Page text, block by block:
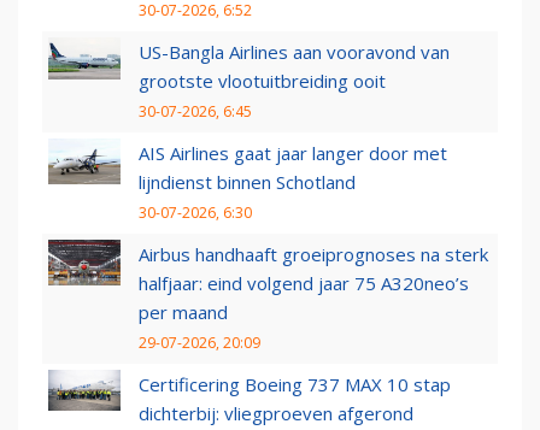
30-07-2026, 6:52
US-Bangla Airlines aan vooravond van
grootste vlootuitbreiding ooit
30-07-2026, 6:45
AIS Airlines gaat jaar langer door met
lijndienst binnen Schotland
30-07-2026, 6:30
Airbus handhaaft groeiprognoses na sterk
halfjaar: eind volgend jaar 75 A320neo’s
per maand
29-07-2026, 20:09
Certificering Boeing 737 MAX 10 stap
dichterbij: vliegproeven afgerond